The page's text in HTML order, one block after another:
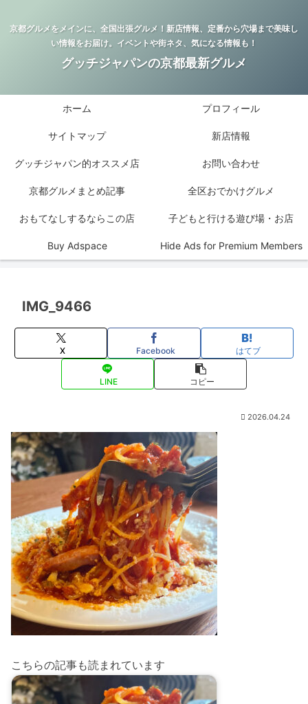
京都グルメをメインに、全国出張グルメ！新店情報、定番から穴場まで美味し
い情報をお届け。イベントや街ネタ、気になる情報も！
グッチジャパンの京都最新グルメ
ホーム プロフィール
サイトマップ 新店情報
グッチジャパン的オススメ店 お問い合わせ
京都グルメまとめ記事 全区おでかけグルメ
おもてなしするならこの店 子どもと行ける遊び場・お店
Buy Adspace Hide Ads for Premium Members
IMG_9466
X Facebook はてブ
LINE コピー
2026.04.24
こちらの記事も読まれています